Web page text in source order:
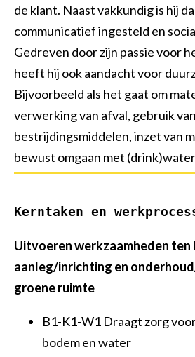
Vakman
Maaimachinist /
Medewerker
Medewerker groen en
Assistent plant, dier of
Straatmaker
Opzichter/uitvoerder
Engineering &
de klant. Naast vakkundig is hij
communicatief ingesteld en
Gedreven door zijn passie voor
heeft hij ook aandacht voor
Bijvoorbeeld als het gaat om
verwerking van afval, gebruik
bestrijdingsmiddelen, inzet van
bewust omgaan met
Kerntaken en
Uitvoeren werkzaamheden ten
aanleg/inrichting en
groene ruimte
B1-K1-W1 Draagt zorg
bodem en water